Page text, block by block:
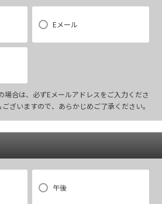
Eメール
場合は、必ずEメールアドレスをご入力くださ
ざいますので、あらかじめご了承ください。
午後